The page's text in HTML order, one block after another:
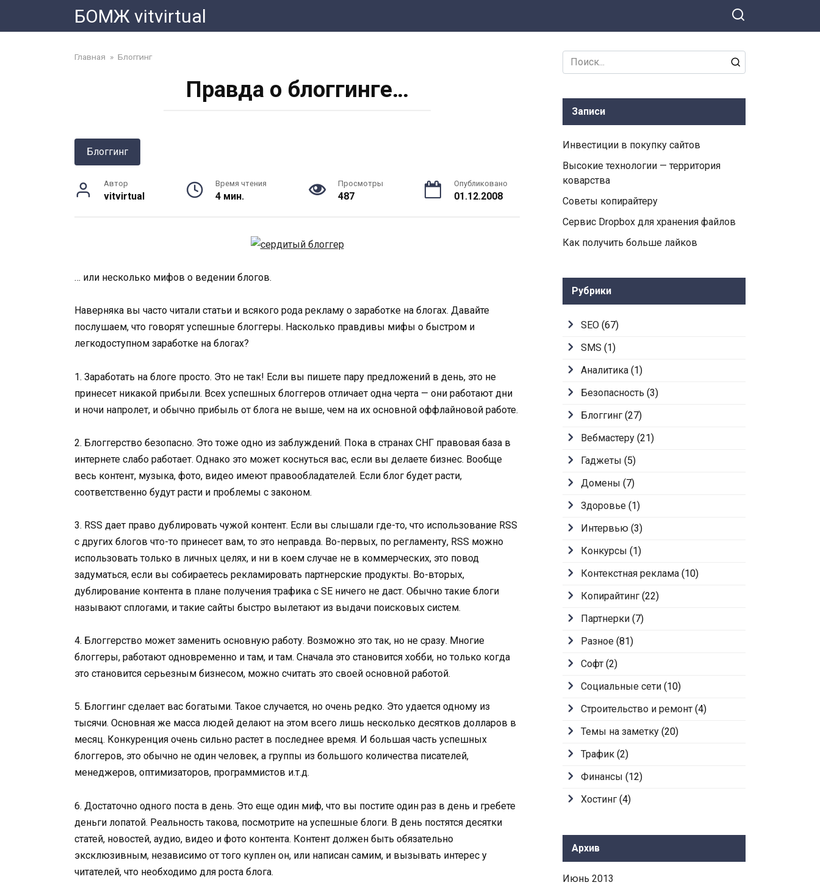
контенту
БОМЖ vitvirtual
Главная » Блоггинг
Правда о блоггинге…
Блоггинг
Автор
vitvirtual
Время чтения
4 мин.
Просмотры
487
Опубликовано
01.12.2008
… или несколько мифов о ведении блогов.
Наверняка вы часто читали статьи и всякого рода рекламу о заработке на блогах. Давайте
послушаем, что говорят успешные блоггеры. Насколько правдивы мифы о быстром и
легкодоступном заработке на блогах?
1. Заработать на блоге просто. Это не так! Если вы пишете пару предложений в день, это не
принесет никакой прибыли. Всех успешных блоггеров отличает одна черта — они работают дни
и ночи напролет, и обычно прибыль от блога не выше, чем на их основной оффлайновой работе.
2. Блоггерство безопасно. Это тоже одно из заблуждений. Пока в странах СНГ правовая база в
интернете слабо работает. Однако это может коснуться вас, если вы делаете бизнес. Вообще
весь контент, музыка, фото, видео имеют правообладателей. Если блог будет расти,
соответственно будут расти и проблемы с законом.
3. RSS дает право дублировать чужой контент. Если вы слышали где-то, что использование RSS
с других блогов что-то принесет вам, то это неправда. Во-первых, по регламенту, RSS можно
использовать только в личных целях, и ни в коем случае не в коммерческих, это повод
задуматься, если вы собираетесь рекламировать партнерские продукты. Во-вторых,
дублирование контента в плане получения трафика с SE ничего не даст. Обычно такие блоги
называют сплогами, и такие сайты быстро вылетают из выдачи поисковых систем.
4. Блоггерство может заменить основную работу. Возможно это так, но не сразу. Многие
блоггеры, работают одновременно и там, и там. Сначала это становится хобби, но только когда
это становится серьезным бизнесом, можно считать это своей основной работой.
5. Блоггинг сделает вас богатыми. Такое случается, но очень редко. Это удается одному из
тысячи. Основная же масса людей делают на этом всего лишь несколько десятков долларов в
месяц. Конкуренция очень сильно растет в последнее время. И большая часть успешных
блоггеров, это обычно не один человек, а группы из большого количества писателей,
менеджеров, оптимизаторов, программистов и.т.д.
6. Достаточно одного поста в день. Это еще один миф, что вы постите один раз в день и гребете
деньги лопатой. Реальность такова, посмотрите на успешные блоги. В день постятся десятки
статей, новостей, аудио, видео и фото контента. Контент должен быть обязательно
эксклюзивным, независимо от того куплен он, или написан самим, и вызывать интерес у
читателей, что необходимо для роста блога.
Search
for:
Записи
Инвестиции в покупку сайтов
Высокие технологии — территория
коварства
Советы копирайтеру
Сервис Dropbox для хранения файлов
Как получить больше лайков
Рубрики
SEO (67)
SMS (1)
Аналитика (1)
Безопасность (3)
Блоггинг (27)
Вебмастеру (21)
Гаджеты (5)
Домены (7)
Здоровье (1)
Интервью (3)
Конкурсы (1)
Контекстная реклама (10)
Копирайтинг (22)
Партнерки (7)
Разное (81)
Софт (2)
Социальные сети (10)
Строительство и ремонт (4)
Темы на заметку (20)
Трафик (2)
Финансы (12)
Хостинг (4)
Архив
Июнь 2013